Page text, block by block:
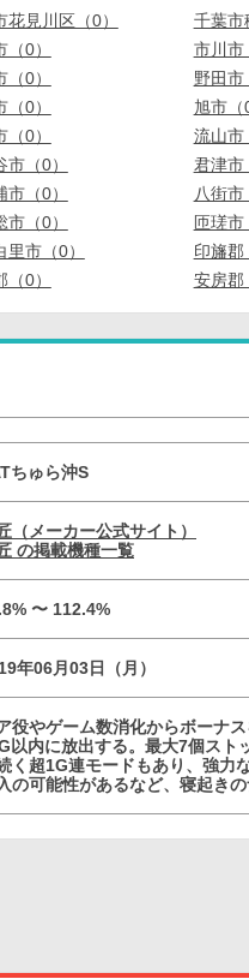
花見川区（0） 千葉市
0） 市川市
0） 野田市
0） 旭市（
0） 流山市
市（0） 君津市
市（0） 八街市
市（0） 匝瑳市
里市（0） 印旛郡
0） 安房郡
ちゅら沖S
（メーカー公式サイト）
の掲載機種一覧
〜 112.4%
年06月03日（月）
役やゲーム数消化からボーナ
以内に放出する。最大7個スト
く超1G連モードもあり、強力
の可能性があるなど、寝起き